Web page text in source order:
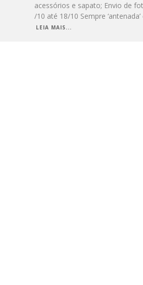
acessórios e sapato; Envio de
/10 até 18/10 Sempre
LEIA MAIS...